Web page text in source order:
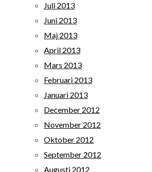
Juli 2013
Juni 2013
Maj 2013
April 2013
Mars 2013
Februari 2013
Januari 2013
December 2012
November 2012
Oktober 2012
September 2012
Augusti 2012